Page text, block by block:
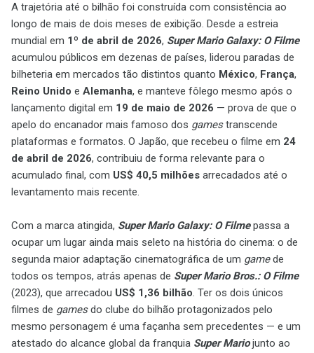
A trajetória até o bilhão foi construída com consistência ao
longo de mais de dois meses de exibição. Desde a estreia
mundial em 1º de abril de 2026, Super Mario Galaxy: O Filme
acumulou públicos em dezenas de países, liderou paradas de
bilheteria em mercados tão distintos quanto México, França,
Reino Unido e Alemanha, e manteve fôlego mesmo após o
lançamento digital em 19 de maio de 2026 — prova de que o
apelo do encanador mais famoso dos gamestranscende
plataformas e formatos. O Japão, que recebeu o filme em 24
de abril de 2026, contribuiu de forma relevante para o
acumulado final, com US$ 40,5 milhões arrecadados até o
levantamento mais recente.
Com a marca atingida, Super Mario Galaxy: O Filmepassa a
ocupar um lugar ainda mais seleto na história do cinema: o de
segunda maior adaptação cinematográfica de um gamede
todos os tempos, atrás apenas de Super Mario Bros.: O Filme
(2023), que arrecadou US$ 1,36 bilhão. Ter os dois únicos
filmes de gamesdo clube do bilhão protagonizados pelo
mesmo personagem é uma façanha sem precedentes — e um
atestado do alcance global da franquia Super Mariojunto ao